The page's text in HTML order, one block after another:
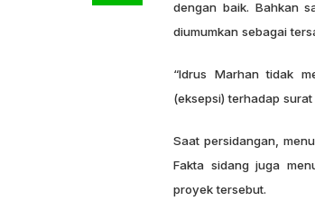
dengan baik. Bahkan
diumumkan sebagai
“Idrus Marhan tidak
(eksepsi) terhadap
Saat persidangan,
Fakta sidang juga
proyek tersebut.